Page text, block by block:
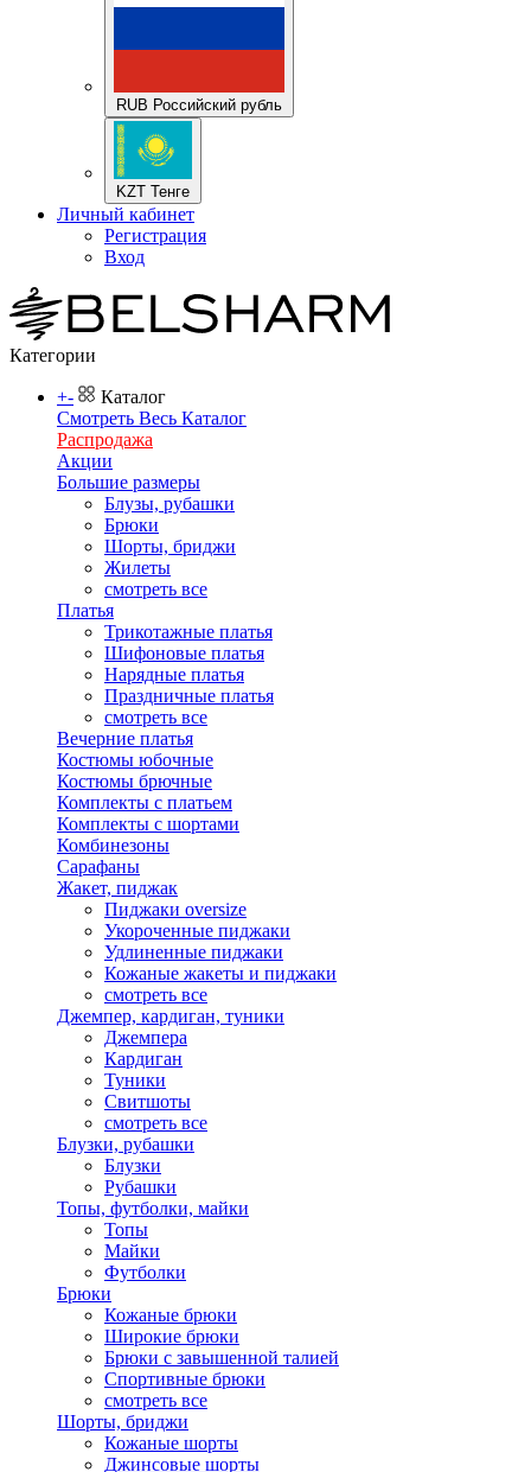
RUB Российский рубль
KZT Тенге
Личный кабинет
Регистрация
Вход
Категории
+-
Каталог
Смотреть Весь Каталог
Распродажа
Акции
Большие размеры
Блузы, рубашки
Брюки
Шорты, бриджи
Жилеты
смотреть все
Платья
Трикотажные платья
Шифоновые платья
Нарядные платья
Праздничные платья
смотреть все
Вечерние платья
Костюмы юбочные
Костюмы брючные
Комплекты с платьем
Комплекты с шортами
Комбинезоны
Сарафаны
Жакет, пиджак
Пиджаки oversize
Укороченные пиджаки
Удлиненные пиджаки
Кожаные жакеты и пиджаки
смотреть все
Джемпер, кардиган, туники
Джемпера
Кардиган
Туники
Свитшоты
смотреть все
Блузки, рубашки
Блузки
Рубашки
Топы, футболки, майки
Топы
Майки
Футболки
Брюки
Кожаные брюки
Широкие брюки
Брюки с завышенной талией
Спортивные брюки
смотреть все
Шорты, бриджи
Кожаные шорты
Джинсовые шорты